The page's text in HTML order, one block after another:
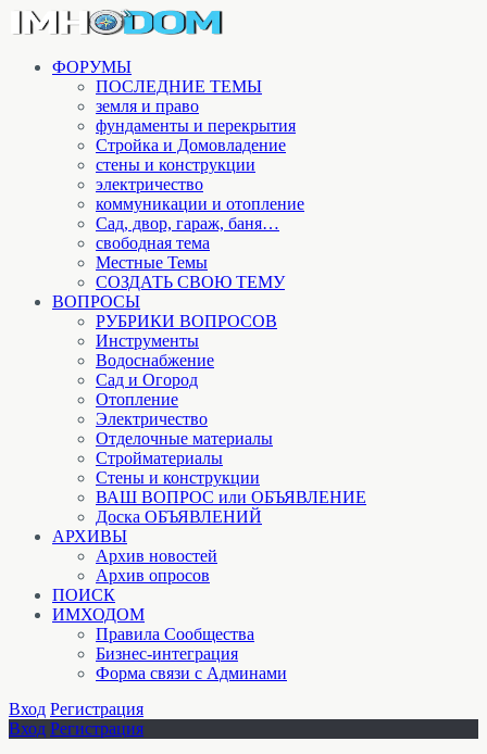
ФОРУМЫ
ПОСЛЕДНИЕ ТЕМЫ
земля и право
фундаменты и перекрытия
Стройка и Домовладение
стены и конструкции
электричество
коммуникации и отопление
Cад, двор, гараж, баня…
свободная тема
Местные Темы
СОЗДАТЬ СВОЮ ТЕМУ
ВОПРОСЫ
РУБРИКИ ВОПРОСОВ
Инструменты
Водоснабжение
Сад и Огород
Отопление
Электричество
Отделочные материалы
Стройматериалы
Стены и конструкции
ВАШ ВОПРОС или ОБЪЯВЛЕНИЕ
Доска ОБЪЯВЛЕНИЙ
АРХИВЫ
Архив новостей
Архив опросов
ПОИСК
ИМХОДОМ
Правила Сообщества
Бизнес-интеграция
Форма связи с Админами
Вход Регистрация
Вход Регистрация